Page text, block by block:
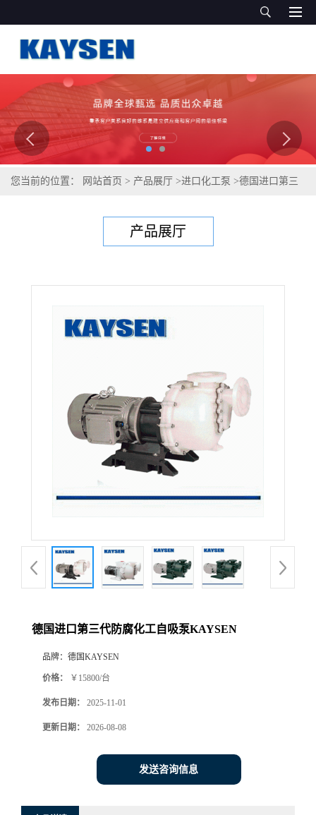
您当前的位置： 网站首页 > 产品展厅 >进口化工泵 >德国进口第三
产品展厅
德国进口第三代防腐化工自吸泵KAYSEN
品牌： 德国KAYSEN
价格： ￥15800/台
发布日期： 2025-11-01
更新日期： 2026-08-08
发送咨询信息